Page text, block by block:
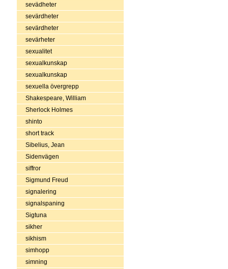
sevädheter
sevärdheter
sevärdheter
sevärheter
sexualitet
sexualkunskap
sexualkunskap
sexuella övergrepp
Shakespeare, William
Sherlock Holmes
shinto
short track
Sibelius, Jean
Sidenvägen
siffror
Sigmund Freud
signalering
signalspaning
Sigtuna
sikher
sikhism
simhopp
simning